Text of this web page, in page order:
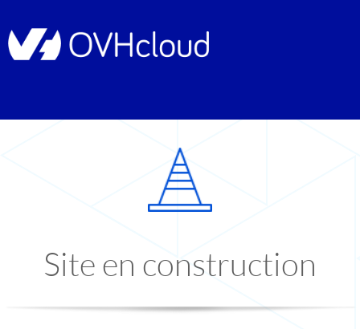
Site en construction